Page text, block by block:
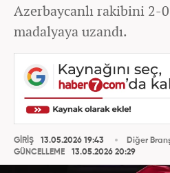
Azerbaycanlı rakibini 2-
madalyaya uzandı.
GİRİŞ
13.05.2026 19:43
GÜNCELLEME
13.05.2026 20:29
Diğer